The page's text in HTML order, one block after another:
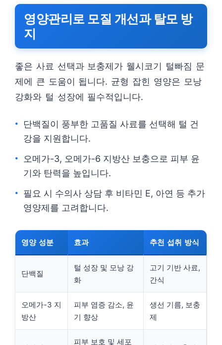
영양관리로 모질 개선과 탈모 방
지
좋은 사료 선택과 보충제가 웰시코기 털빠짐 문
제에 큰 도움이 됩니다. 균형 잡힌 영양은 모낭
강화와 털 성장에 필수적입니다.
단백질이 풍부한 고품질 사료를 선택해 털 건
강을 지원합니다.
오메가-3, 오메가-6 지방산 보충으로 피부 윤
기와 탄력을 높입니다.
필요 시 수의사 상담 후 비타민 E, 아연 등 추가
영양제를 고려합니다.
영양 성분 효과 추천 섭취 방식
단백질
털 성장 및 모낭 강
화
고기 기반 사료,
간식
오메가-3 지
방산
피부 염증 감소, 윤
기 향상
생선 기름, 보충
제
피부 보호 및 세포